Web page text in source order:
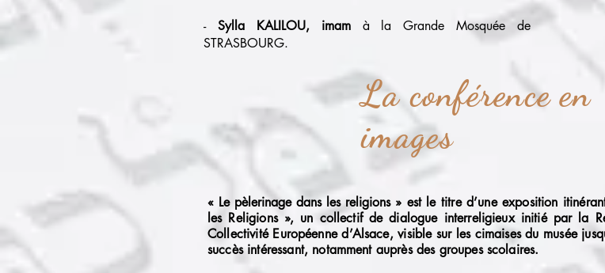
- Sylla KALILOU, imamà la Grande Mosquée de
STRASBOURG.
La conférence en
images
« Le pèlerinage dans les religions » est le titre d’une exposition
les Religions », un collectif de dialogue interreligieux initié par la
Collectivité Européenne d’Alsace, visible sur les cimaises du musée
succès intéressant, notamment auprès des groupes scolaires.